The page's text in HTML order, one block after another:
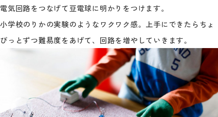
電気回路をつなげて豆電球に明かりをつけます。
小学校のりかの実験のようなワクワク感。上手にできたらちょ
びっとずつ難易度をあげて、回路を増やしていきます。